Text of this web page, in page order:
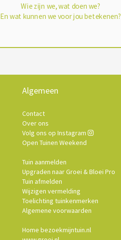
Wie zijn we, wat doen we?
En wat kunnen we voor jou betekenen?
Algemeen
Contact
Over ons
Volg ons op Instagram
Open Tuinen Weekend
Tuin aanmelden
Upgraden naar Groei & Bloei Pro
Tuin afmelden
Wijzigen vermelding
Toelichting tuinkenmerken
Algemene voorwaarden
Home bezoekmijntuin.nl